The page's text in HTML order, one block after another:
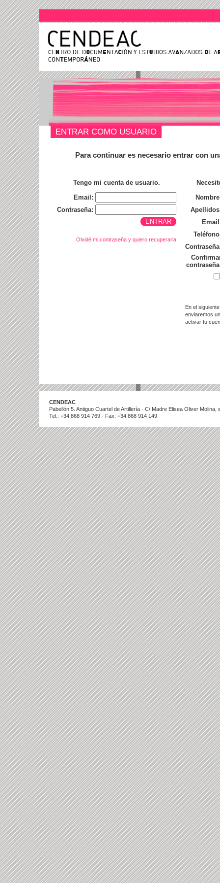
ENTRAR COMO USUARIO
Para continuar es necesario entrar con
Tengo mi cuenta de usuario.
Email:
Contraseña:
Olvidé mi contraseña y quiero recuperarla
En el
enviaremos
activar tu
CENDEAC
Pabellón 5. Antiguo Cuartel de Artillería · C/ Madre Elisea Oliver
Tel.: +34 868 914 769 - Fax: +34 868 914 149